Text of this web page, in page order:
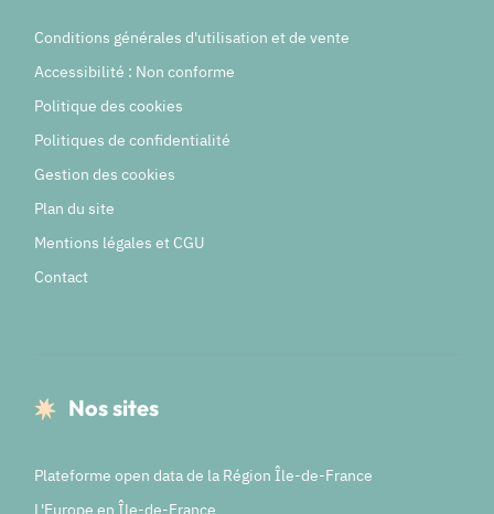
Conditions générales d'utilisation et de vente
Accessibilité : Non conforme
Politique des cookies
Politiques de confidentialité
Gestion des cookies
Plan du site
Mentions légales et CGU
Contact
Nos sites
Plateforme open data de la Région Île-de-France
L'Europe en Île-de-France